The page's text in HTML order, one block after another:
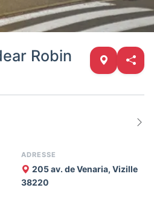
Robin
ADRESSE
205 av. de Venaria, Vizille
38220